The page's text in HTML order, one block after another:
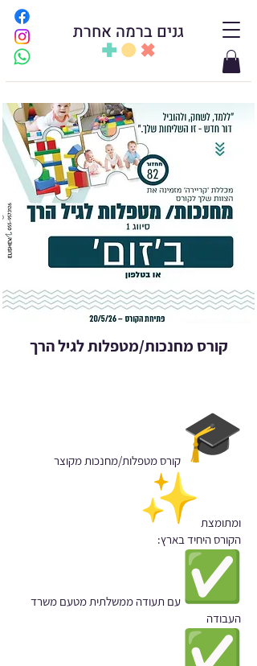
גנים ברמה אחרת
קורס מחנכות/מטפלות לגיל הרך
קורס מטפלות/מחנכות מקוצר
ומתומצת
הקורס היחיד בארץ:
עם תעודה ממשלתית מטעם משרד
העבודה